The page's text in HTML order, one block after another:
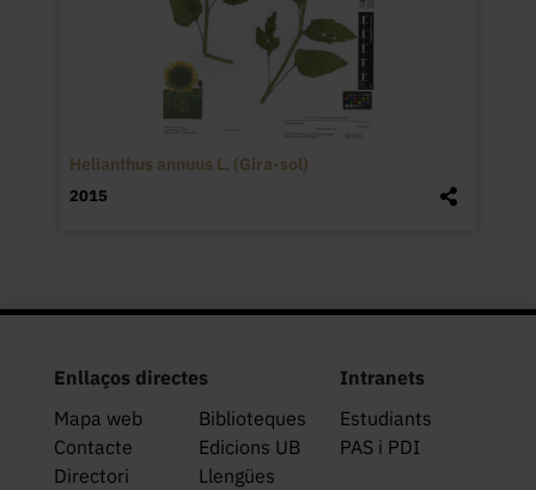
Helianthus annuus L. (Gira-sol)
2015
Enllaços directes
Mapa web
Biblioteques
Contacte
Edicions UB
Directori
Llengües
Intranets
Estudiants
PAS i PDI